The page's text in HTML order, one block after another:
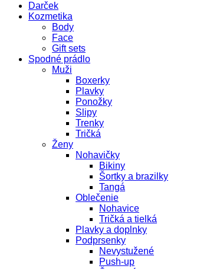
Darček
Kozmetika
Body
Face
Gift sets
Spodné prádlo
Muži
Boxerky
Plavky
Ponožky
Slipy
Trenky
Tričká
Ženy
Nohavičky
Bikiny
Šortky a brazilky
Tangá
Oblečenie
Nohavice
Tričká a tielká
Plavky a doplnky
Podprsenky
Nevystužené
Push-up